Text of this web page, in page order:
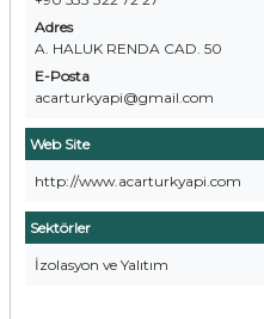
Adres
A. HALUK RENDA CAD. 50
E-Posta
acarturkyapi@gmail.com
Web Site
http://www.acarturkyapi.com
Sektörler
İzolasyon ve Yalıtım